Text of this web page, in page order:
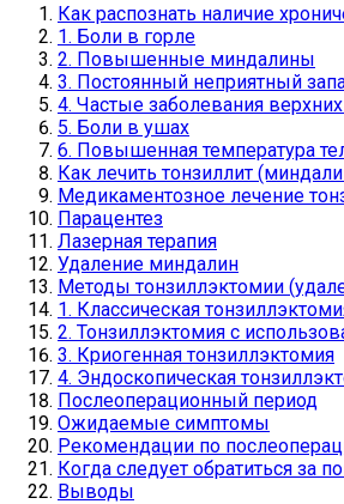
Как распознать наличие
1. Боли в горле
2. Повышенные миндалины
3. Постоянный неприятный
4. Частые заболевания
5. Боли в ушах
6. Повышенная температура
Как лечить тонзиллит
Медикаментозное лечение
Парацентез
Лазерная терапия
Удаление миндалин
Методы тонзиллэктомии
1. Классическая
2. Тонзиллэктомия с
3. Криогенная тонзиллэктомия
4. Эндоскопическая
Послеоперационный период
Ожидаемые симптомы
Рекомендации по
Когда следует обратиться за
Выводы